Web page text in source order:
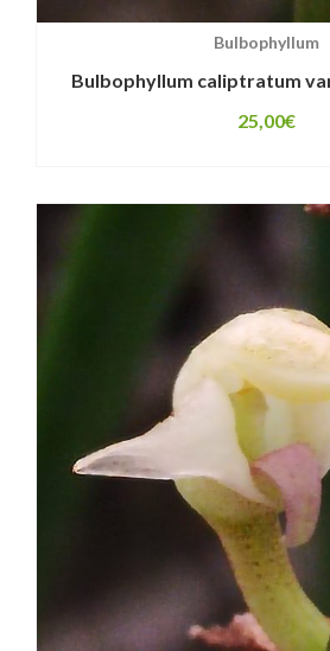
Bulbophyllum
Bulbophyllum caliptratum
25,00€